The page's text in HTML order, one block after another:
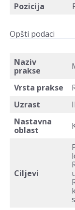
Pozicija
Opšti podaci
Naziv
prakse
Vrsta prakse
Uzrast
Nastavna
oblast
Ciljevi